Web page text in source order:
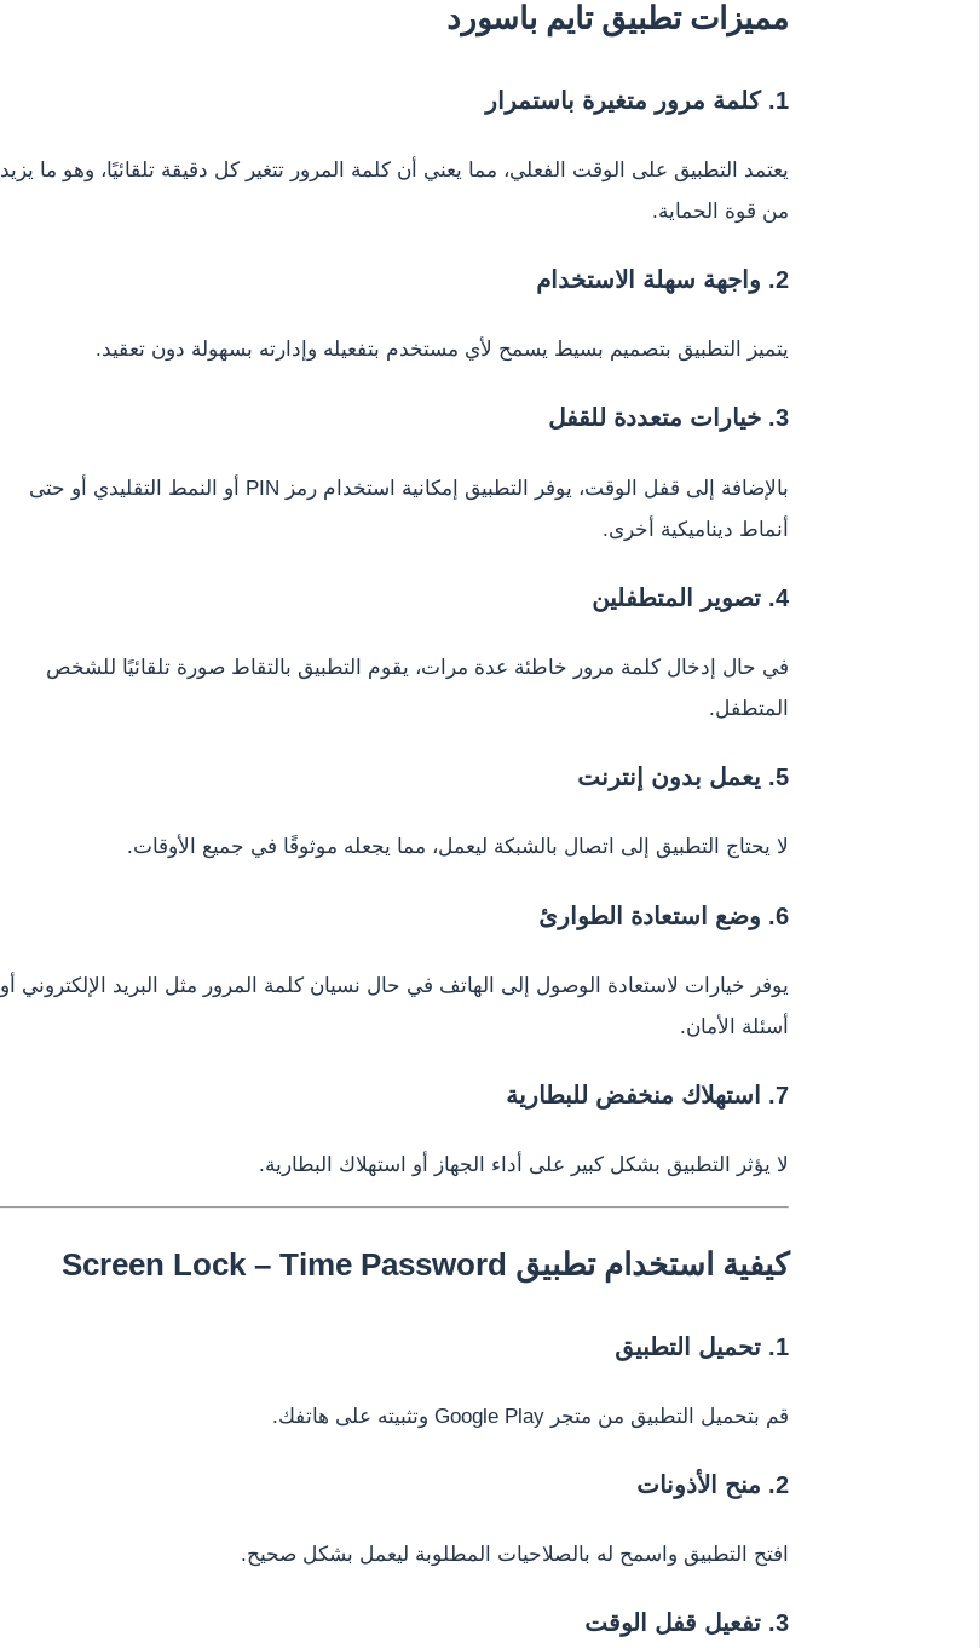
مميزات تطبيق تايم باسورد
1. كلمة مرور متغيرة باستمرار
يعتمد التطبيق على الوقت الفعلي، مما يعني أن كلمة المرور تتغير كل دقيقة تلقائيًا، وهو ما يزيد
من قوة الحماية.
2. واجهة سهلة الاستخدام
يتميز التطبيق بتصميم بسيط يسمح لأي مستخدم بتفعيله وإدارته بسهولة دون تعقيد.
3. خيارات متعددة للقفل
بالإضافة إلى قفل الوقت، يوفر التطبيق إمكانية استخدام رمز PIN أو النمط التقليدي أو حتى
أنماط ديناميكية أخرى.
4. تصوير المتطفلين
في حال إدخال كلمة مرور خاطئة عدة مرات، يقوم التطبيق بالتقاط صورة تلقائيًا للشخص
المتطفل.
5. يعمل بدون إنترنت
لا يحتاج التطبيق إلى اتصال بالشبكة ليعمل، مما يجعله موثوقًا في جميع الأوقات.
6. وضع استعادة الطوارئ
يوفر خيارات لاستعادة الوصول إلى الهاتف في حال نسيان كلمة المرور مثل البريد الإلكتروني أو
أسئلة الأمان.
7. استهلاك منخفض للبطارية
لا يؤثر التطبيق بشكل كبير على أداء الجهاز أو استهلاك البطارية.
كيفية استخدام تطبيق Screen Lock – Time Password
1. تحميل التطبيق
قم بتحميل التطبيق من متجر Google Play وتثبيته على هاتفك.
2. منح الأذونات
افتح التطبيق واسمح له بالصلاحيات المطلوبة ليعمل بشكل صحيح.
3. تفعيل قفل الوقت